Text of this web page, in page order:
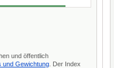
und öffentlich
und Gewichtung . Der Index